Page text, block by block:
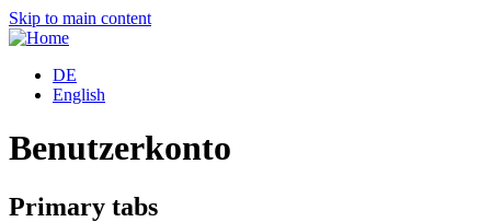
Skip to main content
DE
English
Benutzerkonto
Primary tabs